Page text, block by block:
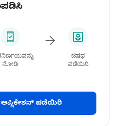
ನೋಡಿ
ಔಷಧ
ಪಡೆಯಿರಿ
ಅಪ್ಲಿಕೇಶನ್ ಪಡೆಯಿರಿ